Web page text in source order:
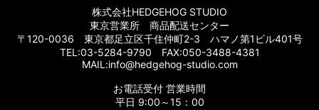
株式会社HEDGEHOG STUDIO
東京営業所 商品配送センター
〒120-0036 東京都足立区千住仲町2-3 ハマノ第1ビル401号
TEL:03-5284-9790 FAX:050-3488-4381
MAIL:info@hedgehog-studio.com
お電話受付 営業時間
平日 9:00～15：00